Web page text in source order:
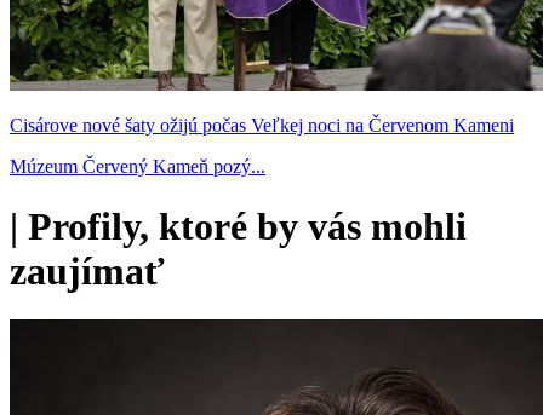
Cisárove nové šaty ožijú počas Veľkej noci na Červenom Kameni
Múzeum Červený Kameň pozý...
| Profily, ktoré by vás mohli
zaujímať